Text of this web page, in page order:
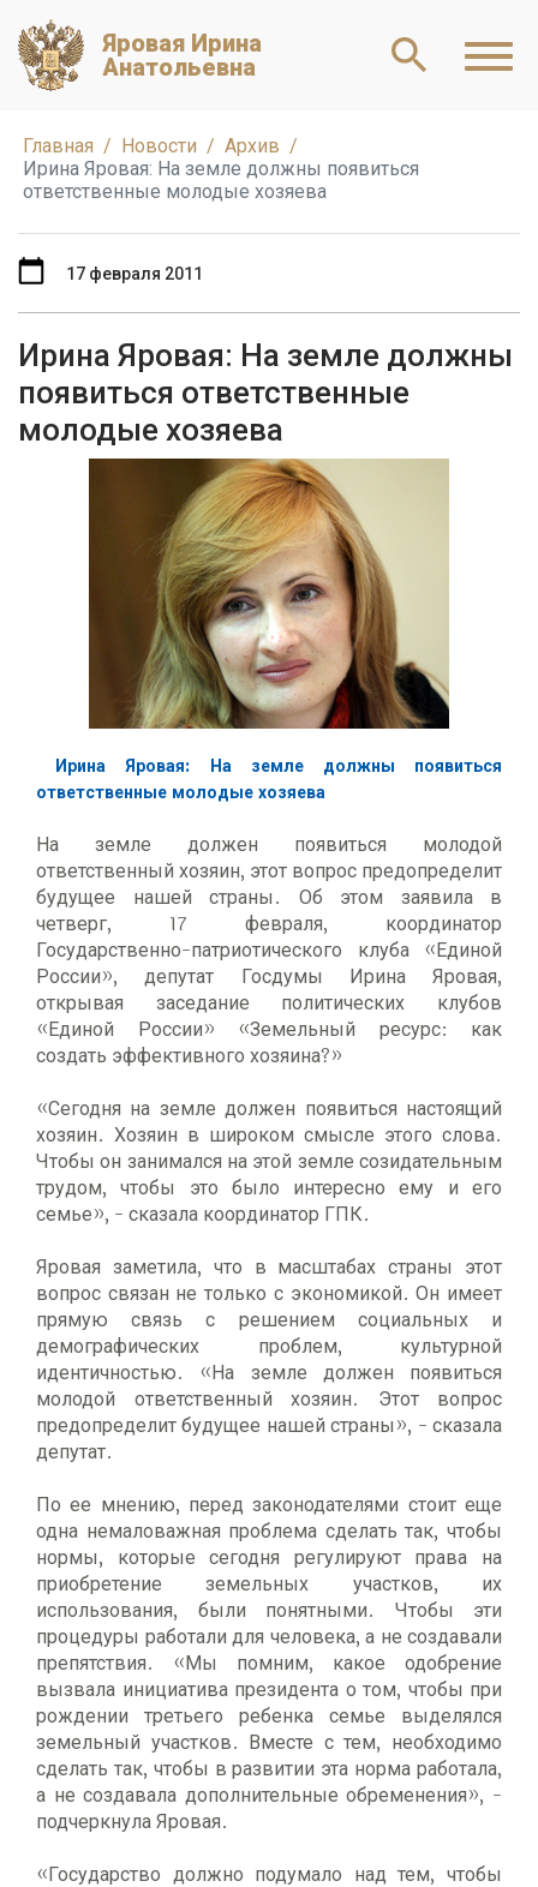
Яровая Ирина
Анатольевна
Главная Новости
Архив
Ирина Яровая: На земле должны появиться
ответственные молодые хозяева
Ирина Яровая: На земле должны
появиться ответственные
молодые хозяева
17 февраля 2011
Ирина Яровая: На земле должны появиться
ответственные молодые хозяева
На земле должен появиться молодой
ответственный хозяин, этот вопрос предопределит
будущее нашей страны. Об этом заявила в
четверг, 17 февраля, координатор
Государственно-патриотического клуба «Единой
России», депутат Госдумы Ирина Яровая,
открывая заседание политических клубов
«Единой России» «Земельный ресурс: как
создать эффективного хозяина?»
«Сегодня на земле должен появиться настоящий
хозяин. Хозяин в широком смысле этого слова.
Чтобы он занимался на этой земле созидательным
трудом, чтобы это было интересно ему и его
семье», - сказала координатор ГПК.
Яровая заметила, что в масштабах страны этот
вопрос связан не только с экономикой. Он имеет
прямую связь с решением социальных и
демографических проблем, культурной
идентичностью. «На земле должен появиться
молодой ответственный хозяин. Этот вопрос
предопределит будущее нашей страны», - сказала
депутат.
По ее мнению, перед законодателями стоит еще
одна немаловажная проблема сделать так, чтобы
нормы, которые сегодня регулируют права на
приобретение земельных участков, их
использования, были понятными. Чтобы эти
процедуры работали для человека, а не создавали
препятствия. «Мы помним, какое одобрение
вызвала инициатива президента о том, чтобы при
рождении третьего ребенка семье выделялся
земельный участков. Вместе с тем, необходимо
сделать так, чтобы в развитии эта норма работала,
а не создавала дополнительные обременения», -
подчеркнула Яровая.
«Государство должно подумало над тем, чтобы